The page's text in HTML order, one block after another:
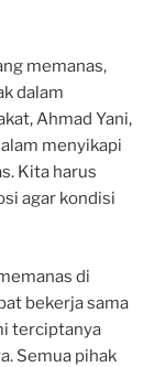
memanas,
dalam
Ahmad Yani,
menyikapi
Kita harus
agar kondisi
di
bekerja sama
terciptanya
Semua pihak